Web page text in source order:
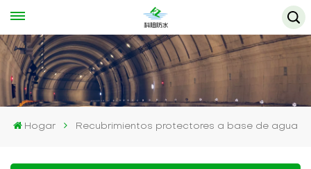
Hogar Recubrimientos protectores a base de agua